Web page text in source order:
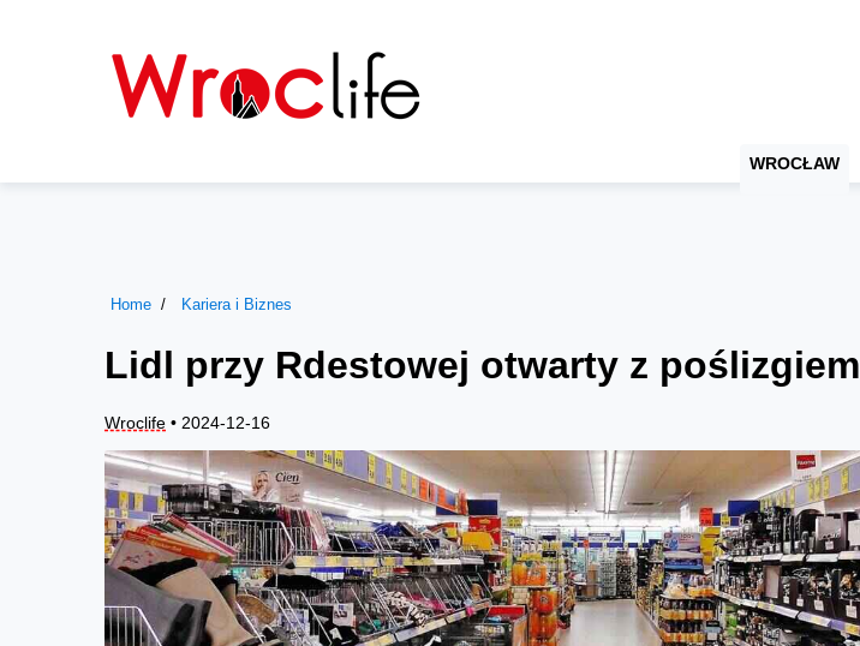
WROCŁAW
Home Kariera i Biznes
Lidl przy Rdestowej otwarty z poślizgiem
Wroclife • 2024-12-16